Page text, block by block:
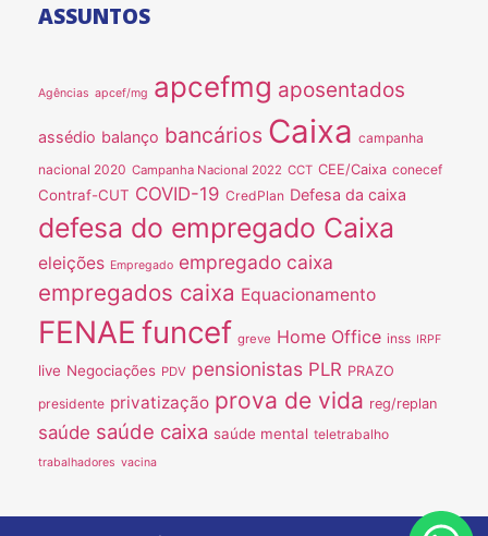
ASSUNTOS
Agências apcef/mg apcefmg aposentados
assédio balanço bancários Caixa campanha
nacional 2020 Campanha Nacional 2022 CCT CEE/Caixa conecef
Contraf-CUT COVID-19 CredPlan Defesa da caixa
defesa do empregado Caixa
eleições Empregado empregado caixa
empregados caixa Equacionamento
FENAE funcef greve Home Office inss IRPF
live Negociações PDV pensionistas PLR PRAZO
presidente privatização prova de vida reg/replan
saúde saúde caixa saúde mental teletrabalho
trabalhadores vacina